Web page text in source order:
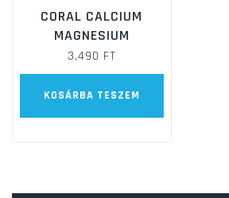
CORAL CALCIUM
MAGNESIUM
3,490 FT
KOSÁRBA TESZEM